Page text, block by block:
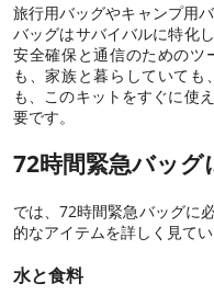
旅行用バッグやキャンプ用
バッグはサバイバルに特化
安全確保と通信のためのツ
も、家族と暮らしていて
も、このキットをすぐに使
要です。
72時間緊急バッ
では、72時間緊急バッグに
的なアイテムを詳しく見てい
水と食料